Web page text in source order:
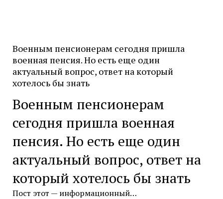
Военным пенсионерам сегодня пришла
военная пенсия. Но есть еще один
актуальный вопрос, ответ на который
хотелось бы знать
Военным пенсионерам
сегодня пришла военная
пенсия. Но есть еще один
актуальный вопрос, ответ на
который хотелось бы знать
Пост этот — информационный…